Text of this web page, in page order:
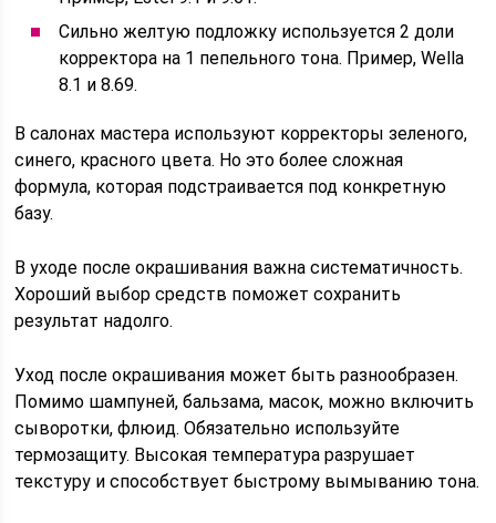
Сильно желтую подложку используется 2 доли
корректора на 1 пепельного тона. Пример, Wella
8.1 и 8.69.
В салонах мастера используют корректоры зеленого,
синего, красного цвета. Но это более сложная
формула, которая подстраивается под конкретную
базу.
В уходе после окрашивания важна систематичность.
Хороший выбор средств поможет сохранить
результат надолго.
Уход после окрашивания может быть разнообразен.
Помимо шампуней, бальзама, масок, можно включить
сыворотки, флюид. Обязательно используйте
термозащиту. Высокая температура разрушает
текстуру и способствует быстрому вымыванию тона.